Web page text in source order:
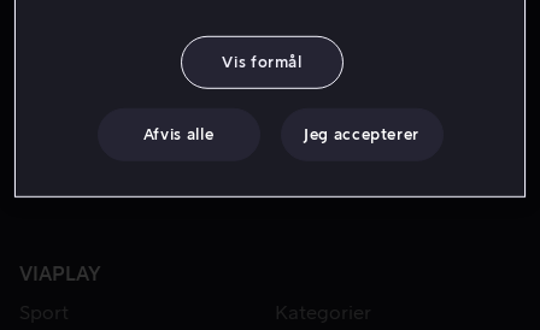
VIAPLAY
Sport
Kategorier
Vis formål
Afvis alle Jeg accepterer